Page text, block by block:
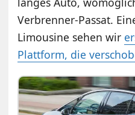
Verbrenner-Passat.
Limousine sehen wir
Plattform, die